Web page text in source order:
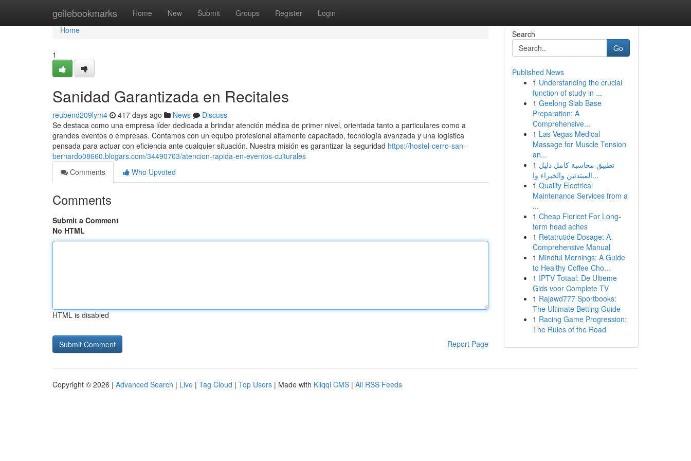
geilebookmarks Home New Submit Groups Register Login
Home
Home
1
Sanidad Garantizada en Recitales
reubend209lym4 417 days ago News
Discuss
Se destaca como una empresa líder dedicada a brindar atención médica de primer nivel, orientada tanto a particulares como a
grandes eventos o empresas. Contamos con un equipo profesional altamente capacitado, tecnología avanzada y una logística
pensada para actuar con eficiencia ante cualquier situación. Nuestra misión es garantizar la seguridad https://hostel-cerro-san-
bernardo08660.blogars.com/34490703/atencion-rapida-en-eventos-culturales
Comments
Who Upvoted
Comments
Submit a Comment
No HTML
HTML is disabled
Report Page
Search
Go
Published News
1 Understanding the crucial
function of study in ...
1 Geelong Slab Base
Preparation: A
Comprehensive...
1 Las Vegas Medical
Massage for Muscle Tension
an...
1 تطبيق محاسبة كامل دليل
المبتدئين والخبراء وا...
1 Quality Electrical
Maintenance Services from a
...
1 Cheap Fioricet For Long-
term head aches
1 Retatrutide Dosage: A
Comprehensive Manual
1 Mindful Mornings: A Guide
to Healthy Coffee Cho...
1 IPTV Totaal: De Ultieme
Gids voor Complete TV
1 Rajawd777 Sportbooks:
The Ultimate Betting Guide
1 Racing Game Progression:
The Rules of the Road
Copyright © 2026 | Advanced Search | Live | Tag Cloud | Top Users | Made with Kliqqi CMS | All RSS Feeds